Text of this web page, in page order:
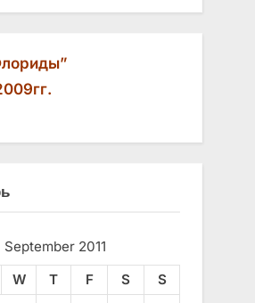
September 2011
W T F S
S